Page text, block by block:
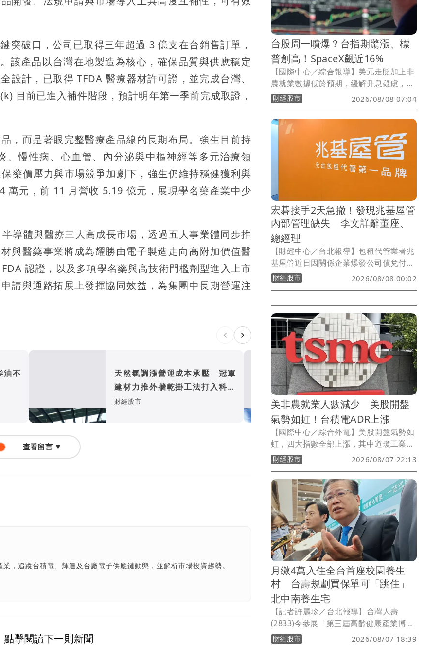
突破口，公司已取得三年超過 3 億支在台銷售訂單，
該產品以台灣在地製造為核心，確保品質與供應穩定
設計，已取得 TFDA 醫療器材許可證，並完成台灣、
目前已進入補件階段，預計明年第一季前完成取證，
，而是著眼完整醫療產品線的長期布局。強生目前持
、慢性病、心血管、內分泌與中樞神經等多元治療領
藥價壓力與市場競爭加劇下，強生仍維持穩健獲利與
萬元，前 11 月營收 5.19 億元，展現學名藥產業中少
導體與醫療三大高成長市場，透過五大事業體同步推
與醫藥事業將成為耀勝由電子製造走向高附加價值醫
認證，以及多項學名藥與高技術門檻劑型進入上市
請與通路拓展上發揮協同效益，為集團中長期營運注
油不
天然氣調漲營運成本承壓 冠軍
建材力推外牆乾掛工法打入科技
廠房
財經股市
台塑四寶7月營收1519億元
逾3成 南亞受惠AI風潮創
月新高
財經股市
查看留言 ▼
，追蹤台積電、輝達及台廠電子供應鏈動態，並解析市場投資趨勢。
點擊閱讀下一則新聞
台股周一噴爆？台指期驚漲、標
普創高！SpaceX飆近16%
【國際中心／綜合報導】美元走貶加上非
農就業數據低於預期，緩解升息疑慮，美
股今（7）日全部收紅，標普更締造歷史
新高，台指期夜盤大漲，SpaceX更狂飆
近16%。
財經股市 2026/08/08 07:04
宏碁接手2天急撤！發現兆基屋管
內部管理缺失 李文詳辭董座、
總經理
【財經中心／台北報導】包租代管業者兆
基屋管近日因關係企業爆發公司債兌付爭
議，身為第二大股東的宏碁原本派任法人
代表李文詳接掌董事長，盼強化公司治
訊息指出，李文詳接手後發現兆基屋管存
在內部管理缺失，因此辭去董事長、法人
董事及總經理等職務，宏碁並同步退出經
營層。
財經股市 2026/08/08 00:02
美非農就業人數減少 美股開盤
氣勢如虹！台積電ADR上漲
【國際中心／綜合外電】美股開盤氣勢如
虹，四大指數全部上漲，其中道瓊工業指
數上漲123.93點、標普500指數上漲
29.72點、那斯達克指數上漲225.08點、
費城半導體指數上漲315.88點。在個股方
面，台積電ADR上漲3.07元或0.73％。
財經股市 2026/08/07 22:13
月繳4萬入住全台首座校園養生
村 台壽規劃買保單可「跳住」
北中南養生宅
【記者許麗珍／台北報導】台灣人壽
(2833)今參展「第三屆高齡健康產業博覽
會」並首度亮相全台首座校園養生村「中
財經股市 2026/08/07 18:39